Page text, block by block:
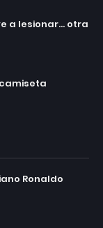
a lesionar... otra
Ronaldo